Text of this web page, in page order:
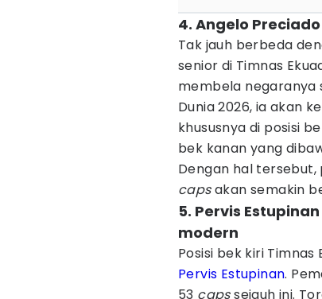
4. Angelo
Tak jauh berbeda
senior di Timnas
membela negaranya
Dunia 2026, ia akan
khususnya di posisi
bek kanan yang
Dengan hal tersebut,
capsakan semakin
5. Pervis
modern
Posisi bek kiri Timnas
Pervis Estupinan.
53 capssejauh ini.